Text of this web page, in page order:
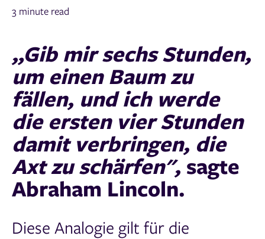
3 minute read
„Gib mir sechs Stunden,
um einen Baum zu
fällen, und ich werde
die ersten vier Stunden
damit verbringen, die
Axt zu schärfen", sagte
Abraham Lincoln.
Diese Analogie gilt für die